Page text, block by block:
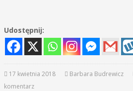
Udostępnij:
17 kwietnia 2018 Barbara Budrewicz
komentarz